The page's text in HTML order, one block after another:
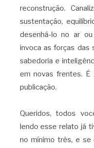
reconstrução.
sustentação,
desenhá-lo no ar
invoca as forças das
sabedoria e
em novas frentes.
publicação.
Queridos, todos
lendo esse relato já
no mínimo três, e se